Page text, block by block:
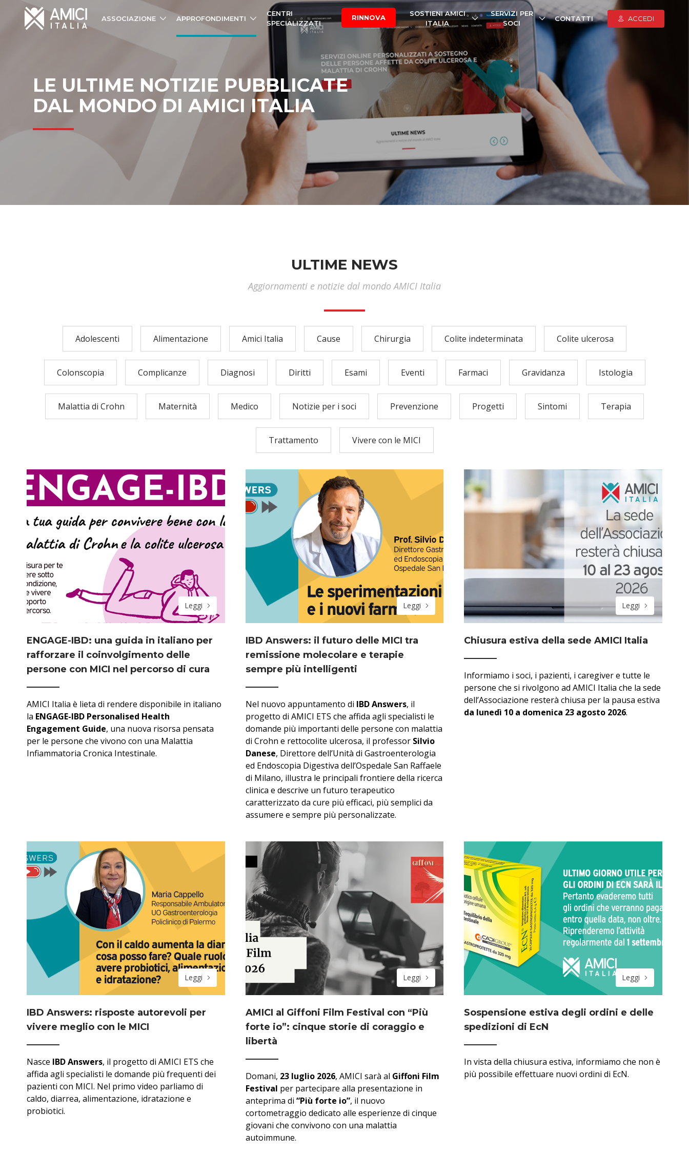
ASSOCIAZIONE APPROFONDIMENTI
CENTRI
SPECIALIZZATI
RINNOVA
SOSTIENI AMICI
ITALIA
SERVIZI PER
SOCI
CONTATTI ACCEDI
LE ULTIME NOTIZIE PUBBLICATE
DAL MONDO DI AMICI ITALIA
ULTIME NEWS
Aggiornamenti e notizie dal mondo AMICI Italia
Adolescenti Alimentazione Amici Italia Cause Chirurgia Colite indeterminata Colite ulcerosa
Colonscopia Complicanze Diagnosi Diritti Esami Eventi Farmaci Gravidanza Istologia
Malattia di Crohn Maternità Medico Notizie per i soci Prevenzione Progetti Sintomi Terapia
Trattamento Vivere con le MICI
Leggi
ENGAGE-IBD: una guida in italiano per
rafforzare il coinvolgimento delle
persone con MICI nel percorso di cura
AMICI Italia è lieta di rendere disponibile in italiano
la ENGAGE-IBD Personalised Health
Engagement Guide, una nuova risorsa pensata
per le persone che vivono con una Malattia
Infiammatoria Cronica Intestinale.
Leggi
IBD Answers: il futuro delle MICI tra
remissione molecolare e terapie
sempre più intelligenti
Nel nuovo appuntamento di IBD Answers, il
progetto di AMICI ETS che affida agli specialisti le
domande più importanti delle persone con malattia
di Crohn e rettocolite ulcerosa, il professor Silvio
Danese, Direttore dell’Unità di Gastroenterologia
ed Endoscopia Digestiva dell’Ospedale San Raffaele
di Milano, illustra le principali frontiere della ricerca
clinica e descrive un futuro terapeutico
caratterizzato da cure più efficaci, più semplici da
assumere e sempre più personalizzate.
Leggi
Chiusura estiva della sede AMICI Italia
Informiamo i soci, i pazienti, i caregiver e tutte le
persone che si rivolgono ad AMICI Italia che la sede
dell’Associazione resterà chiusa per la pausa estiva
da lunedì 10 a domenica 23 agosto 2026.
Leggi
IBD Answers: risposte autorevoli per
vivere meglio con le MICI
Nasce IBD Answers, il progetto di AMICI ETS che
affida agli specialisti le domande più frequenti dei
pazienti con MICI. Nel primo video parliamo di
caldo, diarrea, alimentazione, idratazione e
probiotici.
Leggi
AMICI al Giffoni Film Festival con “Più
forte io”: cinque storie di coraggio e
libertà
Domani, 23 luglio 2026, AMICI sarà al Giffoni Film
Festival per partecipare alla presentazione in
anteprima di “Più forte io”, il nuovo
cortometraggio dedicato alle esperienze di cinque
giovani che convivono con una malattia
autoimmune.
Leggi
Sospensione estiva degli ordini e delle
spedizioni di EcN
In vista della chiusura estiva, informiamo che non è
più possibile effettuare nuovi ordini di EcN.